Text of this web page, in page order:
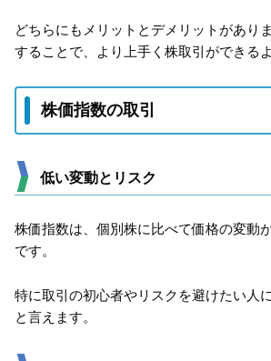
どちらにもメリットとデメリットがあり
することで、より上手く株取引ができる
株価指数の取引
低い変動とリスク
株価指数は、個別株に比べて価格の変動
です。
特に取引の初心者やリスクを避けたい人
と言えます。